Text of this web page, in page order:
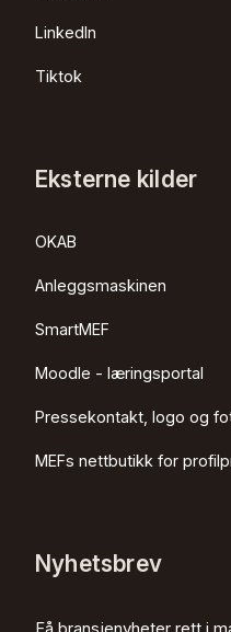
LinkedIn
Tiktok
Eksterne kilder
OKAB
Anleggsmaskinen
SmartMEF
Moodle - læringsportal
Pressekontakt, logo og
MEFs nettbutikk for
Nyhetsbrev